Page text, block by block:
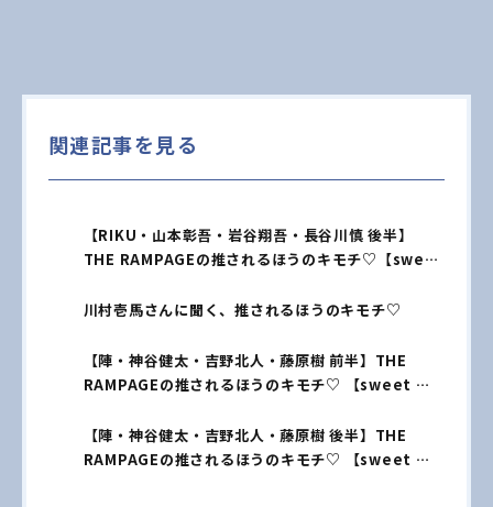
関連記事を見る
【RIKU・山本彰吾・岩谷翔吾・長谷川慎 後半】
THE RAMPAGEの推されるほうのキモチ♡【sweet
川村壱馬さんに聞く、推されるほうのキモチ♡
【陣・神谷健太・吉野北人・藤原樹 前半】THE
RAMPAGEの推されるほうのキモチ♡ 【sweet 独
【陣・神谷健太・吉野北人・藤原樹 後半】THE
RAMPAGEの推されるほうのキモチ♡ 【sweet 独